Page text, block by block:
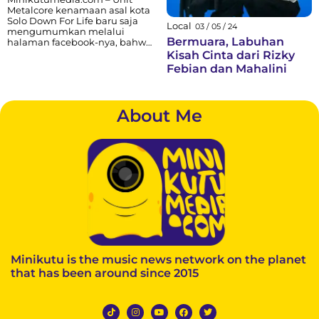
Metalcore kenamaan asal kota
Solo Down For Life baru saja
mengumumkan melalui
halaman facebook-nya, bahwa
bertempat di THR Sriwedari
Solo. Seperti yang kita ketahui
Local 03 / 05 / 24
Bermuara, Labuhan
Kisah Cinta dari Rizky
Febian dan Mahalini
About Me
Minikutu is the music news network on the planet
that has been around since 2015